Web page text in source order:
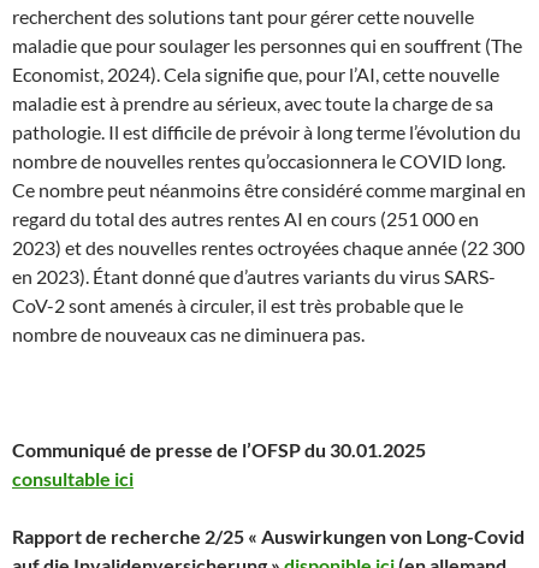
recherchent des solutions tant pour gérer cette nouvelle
maladie que pour soulager les personnes qui en souffrent (The
Economist, 2024). Cela signifie que, pour l’AI, cette nouvelle
maladie est à prendre au sérieux, avec toute la charge de sa
pathologie. Il est difficile de prévoir à long terme l’évolution du
nombre de nouvelles rentes qu’occasionnera le COVID long.
Ce nombre peut néanmoins être considéré comme marginal en
regard du total des autres rentes AI en cours (251 000 en
2023) et des nouvelles rentes octroyées chaque année (22 300
en 2023). Étant donné que d’autres variants du virus SARS-
CoV-2 sont amenés à circuler, il est très probable que le
nombre de nouveaux cas ne diminuera pas.
Communiqué de presse de l’OFSP du 30.01.2025
consultable ici
Rapport de recherche 2/25 « Auswirkungen von Long-Covid